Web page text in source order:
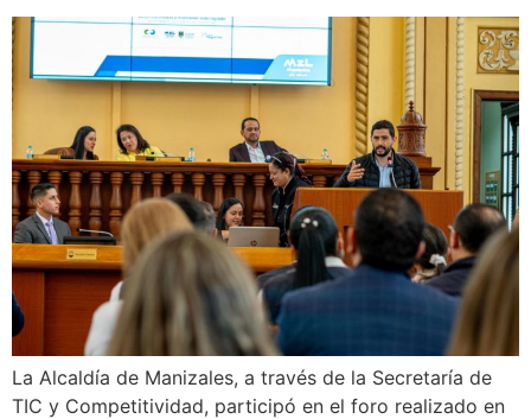
La Alcaldía de Manizales, a través de la Secretaría de
TIC y Competitividad, participó en el foro realizado en